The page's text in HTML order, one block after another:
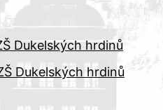
Dukelských hrdinů
Dukelských hrdinů